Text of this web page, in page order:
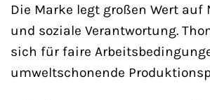
Die Marke legt großen Wert
und soziale Verantwortung.
sich für faire
umweltschonende